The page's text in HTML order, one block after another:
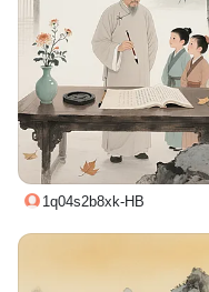
1q04s2b8xk-HB